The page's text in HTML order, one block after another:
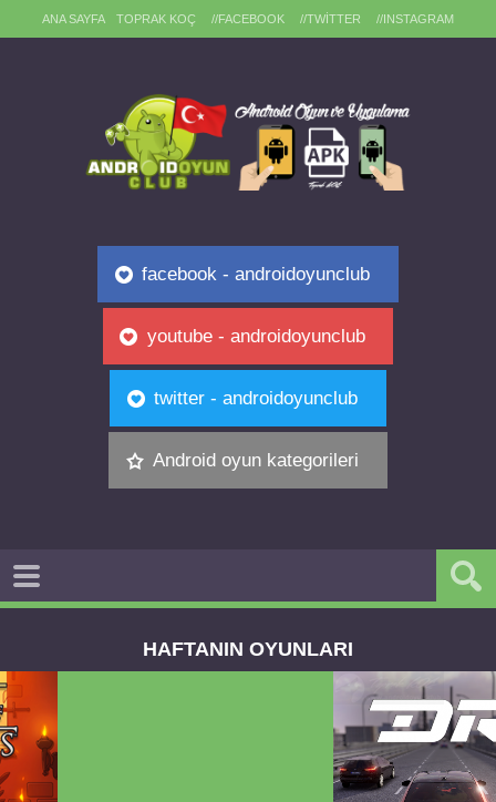
ANA SAYFA TOPRAK KOÇ //FACEBOOK //TWITTER //INSTAGRAM
facebook - androidoyunclub
youtube - androidoyunclub
twitter - androidoyunclub
Android oyun kategorileri
HAFTANIN OYUNLARI